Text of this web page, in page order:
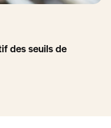
des seuils de